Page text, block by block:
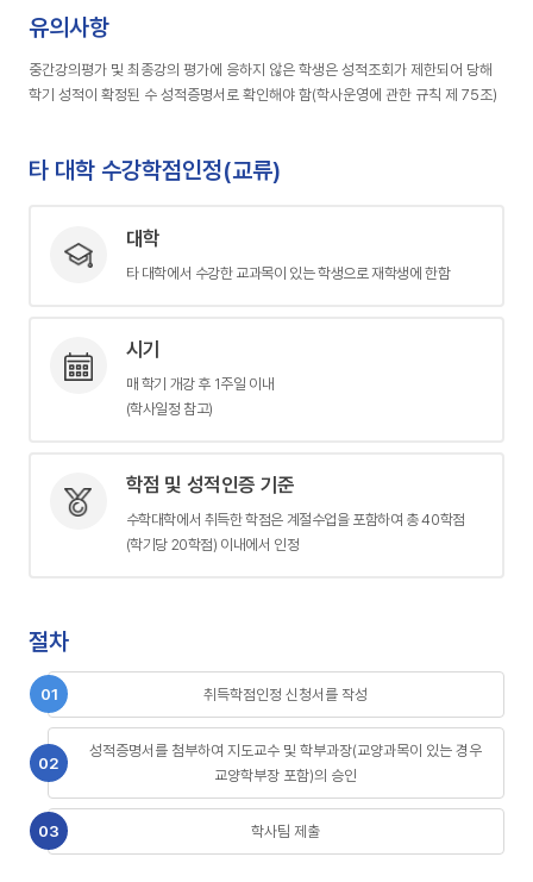
유의사항
중간강의평가 및 최종강의 평가에 응하지 않은 학생은 성적조회가 제한되어 당해
학기 성적이 확정된 수 성적증명서로 확인해야 함(학사운영에 관한 규칙 제 75조)
타 대학 수강학점인정(교류)
대학
타 대학에서 수강한 교과목이 있는 학생으로 재학생에 한함
시기
매 학기 개강 후 1주일 이내
(학사일정 참고)
학점 및 성적인증 기준
수학대학에서 취득한 학점은 계절수업을 포함하여 총 40학점
(학기당 20학점) 이내에서 인정
절차
취득학점인정 신청서를 작성
성적증명서를 첨부하여 지도교수 및 학부과장(교양과목이 있는 경우
교양학부장 포함)의 승인
학사팀 제출